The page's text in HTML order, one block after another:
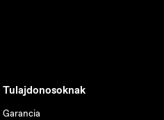
Tulajdonosoknak
Garancia